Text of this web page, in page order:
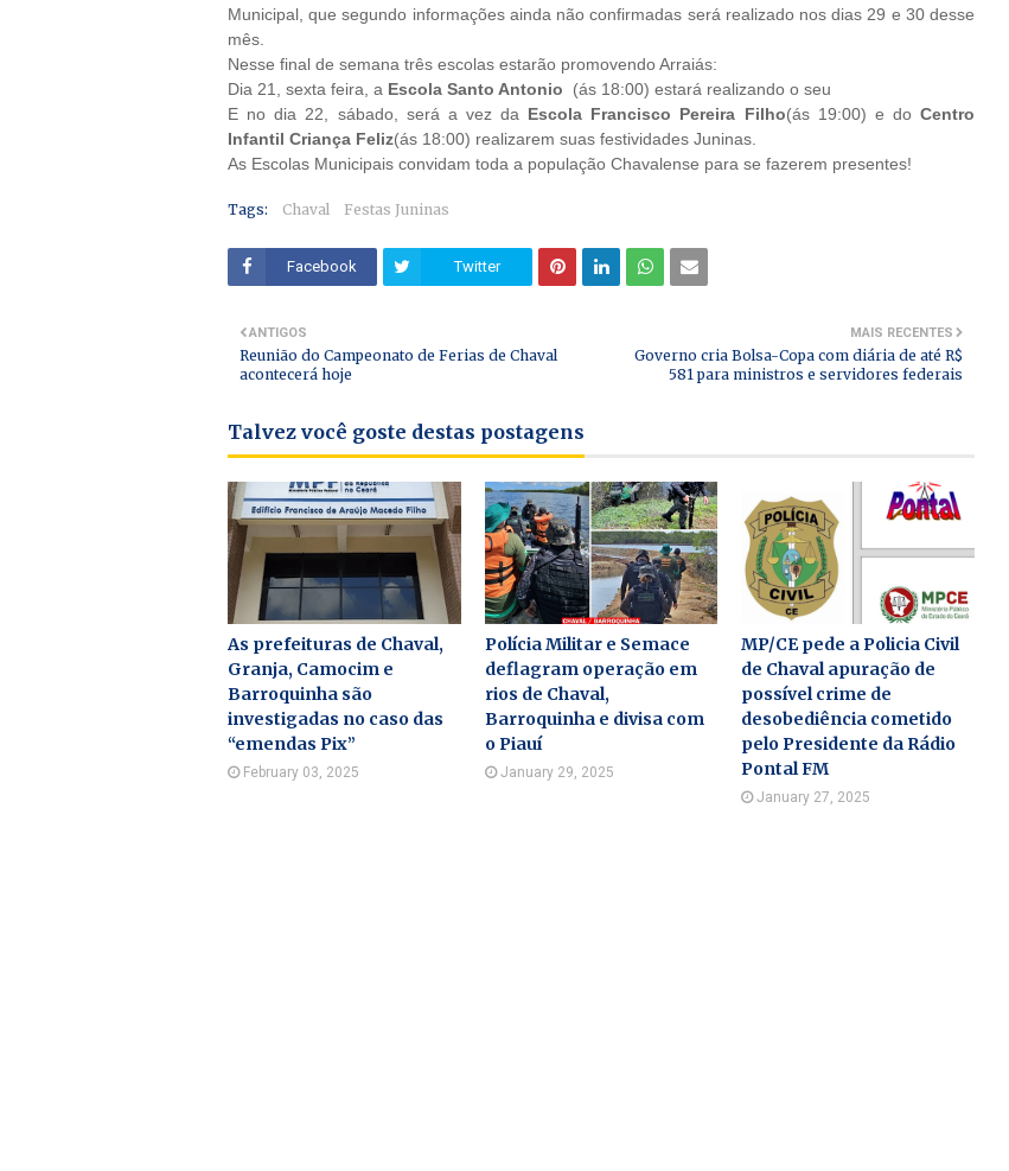
Municipal, que segundo informações ainda não confirmadas será realizado nos dias 29 e 30 desse
mês.
Nesse final de semana três escolas estarão promovendo Arraiás:
Dia 21, sexta feira, a Escola Santo Antonio (ás 18:00) estará realizando o seu
E no dia 22, sábado, será a vez da Escola Francisco Pereira Filho(ás 19:00) e do Centro
Infantil Criança Feliz(ás 18:00) realizarem suas festividades Juninas.
As Escolas Municipais convidam toda a população Chavalense para se fazerem presentes!
Tags: Chaval Festas Juninas
Facebook Twitter
MAIS RECENTES
Governo cria Bolsa-Copa com diária de até R$
581 para ministros e servidores federais
ANTIGOS
Reunião do Campeonato de Ferias de Chaval
acontecerá hoje
Talvez você goste destas postagens
As prefeituras de Chaval,
Granja, Camocim e
Barroquinha são
investigadas no caso das
“emendas Pix”
February 03, 2025
Polícia Militar e Semace
deflagram operação em
rios de Chaval,
Barroquinha e divisa com
o Piauí
January 29, 2025
MP/CE pede a Policia Civil
de Chaval apuração de
possível crime de
desobediência cometido
pelo Presidente da Rádio
Pontal FM
January 27, 2025